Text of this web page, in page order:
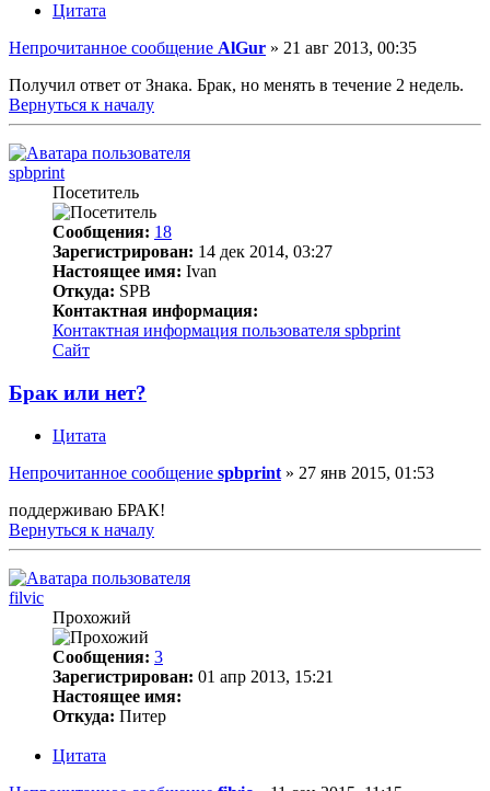
Цитата
Непрочитанное сообщение AlGur » 21 авг 2013, 00:35
Получил ответ от Знака. Брак, но менять в течение 2 недель.
Вернуться к началу
spbprint
Посетитель
Сообщения: 18
Зарегистрирован: 14 дек 2014, 03:27
Настоящее имя: Ivan
Откуда: SPB
Контактная информация:
Контактная информация пользователя spbprint
Сайт
Брак или нет?
Цитата
Непрочитанное сообщение spbprint » 27 янв 2015, 01:53
поддерживаю БРАК!
Вернуться к началу
filvic
Прохожий
Сообщения: 3
Зарегистрирован: 01 апр 2013, 15:21
Настоящее имя:
Откуда: Питер
Цитата